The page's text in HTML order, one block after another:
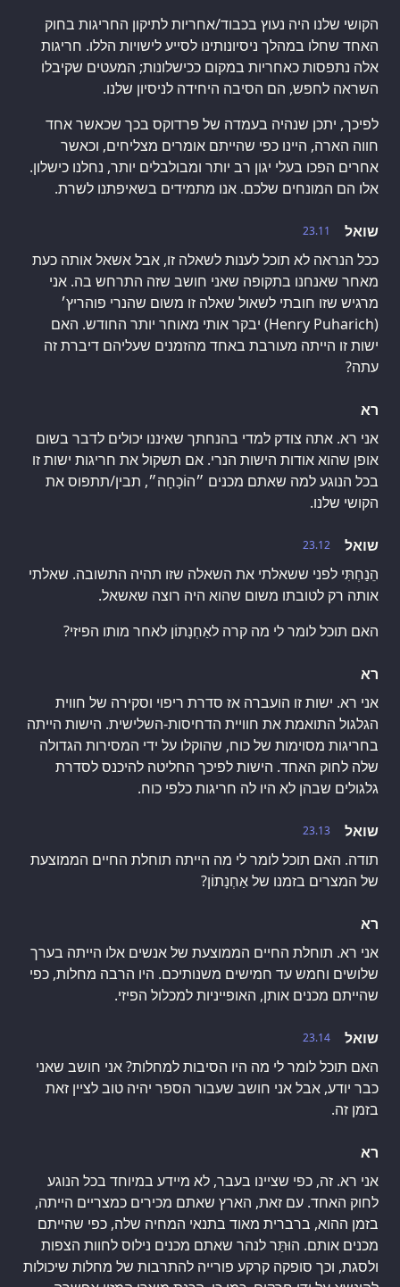
הקושי שלנו היה נעוץ בכבוד/אחריות לתיקון החריגות בחוק
האחד שחלו במהלך ניסיונותינו לסייע לישויות הללו. חריגות
אלה נתפסות כאחריות במקום ככישלונות; המעטים שקיבלו
השראה לחפש, הם הסיבה היחידה לניסיון שלנו.
לפיכך, יתכן שנהיה בעמדה של פרדוקס בכך שכאשר אחד
חווה הארה, היינו כפי שהייתם אומרים מצליחים, וכאשר
אחרים הפכו בעלי יגון רב יותר ומבולבלים יותר, נחלנו כישלון.
אלו הם המונחים שלכם. אנו מתמידים בשאיפתנו לשרת.
23.11
שואל
ככל הנראה לא תוכל לענות לשאלה זו, אבל אשאל אותה כעת
מאחר שאנחנו בתקופה שאני חושב שזה התרחש בה. אני
מרגיש שזו חובתי לשאול שאלה זו משום שהנרי פוהריץ׳
(Henry Puharich) יבקר אותי מאוחר יותר החודש. האם
ישות זו הייתה מעורבת באחד מהזמנים שעליהם דיברת זה
עתה?
רא
אני רא. אתה צודק למדי בהנחתך שאיננו יכולים לדבר בשום
אופן שהוא אודות הישות הנרי. אם תשקול את חריגות ישות זו
בכל הנוגע למה שאתם מכנים ״הוֹכָחָה״, תבין/תתפוס את
הקושי שלנו.
23.12
שואל
הֵנַחְתִּי לפני ששאלתי את השאלה שזו תהיה התשובה. שאלתי
אותה רק לטובתו משום שהוא היה רוצה שאשאל.
האם תוכל לומר לי מה קרה לאַחְנָתוֹן לאחר מותו הפיזי?
רא
אני רא. ישות זו הועברה אז סדרת ריפוי וסקירה של חווית
הגלגול התואמת את חוויית הדחיסות-השלישית. הישות הייתה
בחריגות מסוימות של כוח, שהוקלו על ידי המסירות הגדולה
שלה לחוק האחד. הישות לפיכך החליטה להיכנס לסדרת
גלגולים שבהן לא היו לה חריגות כלפי כוח.
23.13
שואל
תודה. האם תוכל לומר לי מה הייתה תוחלת החיים הממוצעת
של המצרים בזמנו של אַחְנָתוֹן?
רא
אני רא. תוחלת החיים הממוצעת של אנשים אלו הייתה בערך
שלושים וחמש עד חמישים משנותיכם. היו הרבה מחלות, כפי
שהייתם מכנים אותן, האופייניות למכלול הפיזי.
23.14
שואל
האם תוכל לומר לי מה היו הסיבות למחלות? אני חושב שאני
כבר יודע, אבל אני חושב שעבור הספר יהיה טוב לציין זאת
בזמן זה.
רא
אני רא. זה, כפי שציינו בעבר, לא מיידע במיוחד בכל הנוגע
לחוק האחד. עם זאת, הארץ שאתם מכירים כמצריים הייתה,
בזמן ההוא, ברברית מאוד בתנאי המחיה שלה, כפי שהייתם
מכנים אותם. הוּתַּר לנהר שאתם מכנים נילוס לחוות הצפות
ולסגת, וכך סופקה קרקע פורייה להתרבות של מחלות שיכולות